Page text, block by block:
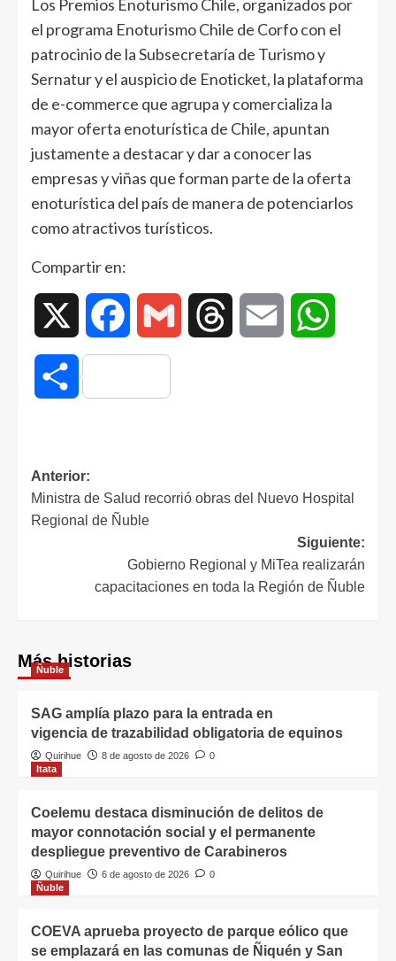
Los Premios Enoturismo Chile, organizados por
el programa Enoturismo Chile de Corfo con el
patrocinio de la Subsecretaría de Turismo y
Sernatur y el auspicio de Enoticket, la plataforma
de e-commerce que agrupa y comercializa la
mayor oferta enoturística de Chile, apuntan
justamente a destacar y dar a conocer las
empresas y viñas que forman parte de la oferta
enoturística del país de manera de potenciarlos
como atractivos turísticos.
Compartir en:
Facebook Gmail Threads Email
Compartir
Anterior:
Ministra de Salud recorrió obras del Nuevo Hospital
Regional de Ñuble
Siguiente:
Gobierno Regional y MiTea realizarán
capacitaciones en toda la Región de Ñuble
Más historias
Ñuble
SAG amplía plazo para la entrada en
vigencia de trazabilidad obligatoria de equinos
Quirihue 8 de agosto de 2026
0
Itata
Coelemu destaca disminución de delitos de
mayor connotación social y el permanente
despliegue preventivo de Carabineros
Quirihue 6 de agosto de 2026
0
Ñuble
COEVA aprueba proyecto de parque eólico que
se emplazará en las comunas de Ñiquén y San